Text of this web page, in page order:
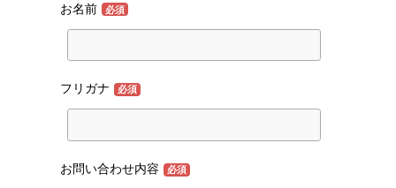
お名前 必須
フリガナ 必須
お問い合わせ内容 必須